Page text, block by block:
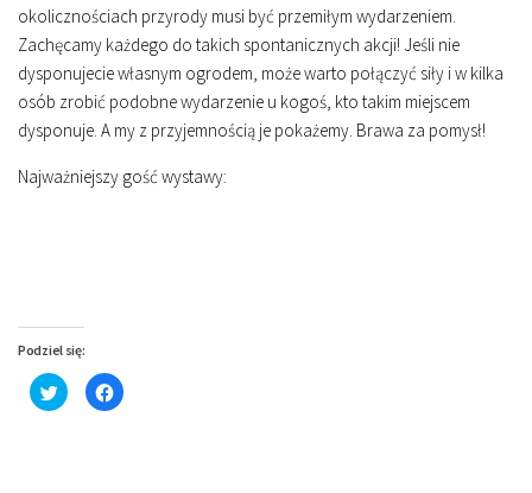
okolicznościach przyrody musi być przemiłym wydarzeniem.
Zachęcamy każdego do takich spontanicznych akcji! Jeśli nie
dysponujecie własnym ogrodem, może warto połączyć siły i w kilka
osób zrobić podobne wydarzenie u kogoś, kto takim miejscem
dysponuje. A my z przyjemnością je pokażemy. Brawa za pomysł!
Najważniejszy gość wystawy:
Podziel się:
Click
to
share
Click
to